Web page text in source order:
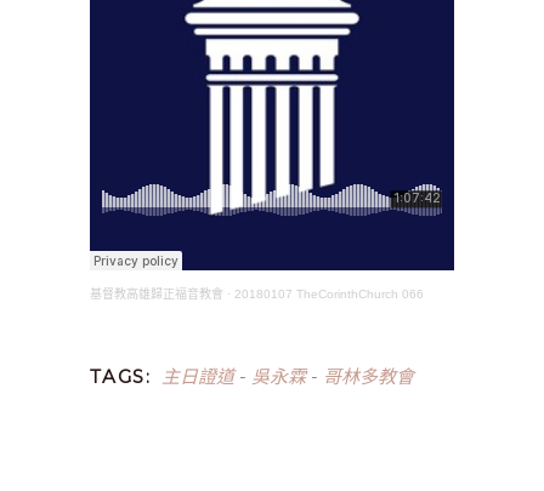
基督教高雄歸正福音教會 · 20180107 TheCorinthChurch 066
TAGS: 主日證道- 吳永霖- 哥林多教會